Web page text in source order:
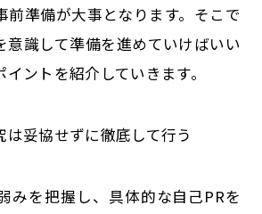
前準備が大事となります。そこで
意識して準備を進めていけばいい
ントを紹介していきます。
妥協せずに徹底して行う
みを把握し、具体的な自己PRを